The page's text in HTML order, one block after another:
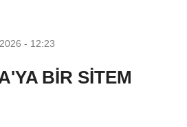
- 12:23
BİR SİTEM